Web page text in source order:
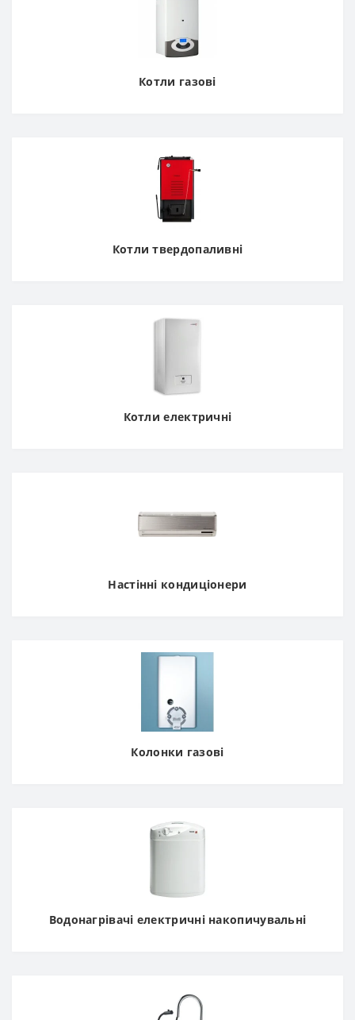
Котли газові
Котли твердопаливні
Котли електричні
Настінні кондиціонери
Колонки газові
Водонагрівачі електричні накопичувальні